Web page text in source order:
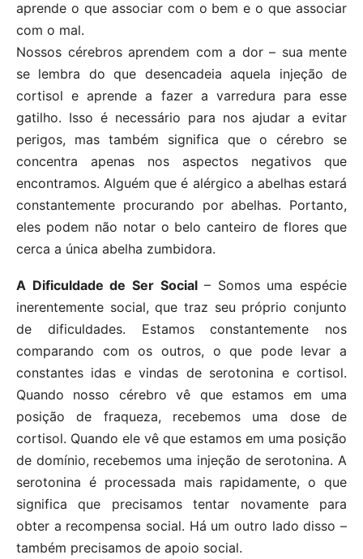
aprende o que associar com o bem e o que associar
com o mal.
Nossos cérebros aprendem com a dor – sua mente
se lembra do que desencadeia aquela injeção de
cortisol e aprende a fazer a varredura para esse
gatilho. Isso é necessário para nos ajudar a evitar
perigos, mas também significa que o cérebro se
concentra apenas nos aspectos negativos que
encontramos. Alguém que é alérgico a abelhas estará
constantemente procurando por abelhas. Portanto,
eles podem não notar o belo canteiro de flores que
cerca a única abelha zumbidora.
A Dificuldade de Ser Social– Somos uma espécie
inerentemente social, que traz seu próprio conjunto
de dificuldades. Estamos constantemente nos
comparando com os outros, o que pode levar a
constantes idas e vindas de serotonina e cortisol.
Quando nosso cérebro vê que estamos em uma
posição de fraqueza, recebemos uma dose de
cortisol. Quando ele vê que estamos em uma posição
de domínio, recebemos uma injeção de serotonina. A
serotonina é processada mais rapidamente, o que
significa que precisamos tentar novamente para
obter a recompensa social. Há um outro lado disso –
também precisamos de apoio social.